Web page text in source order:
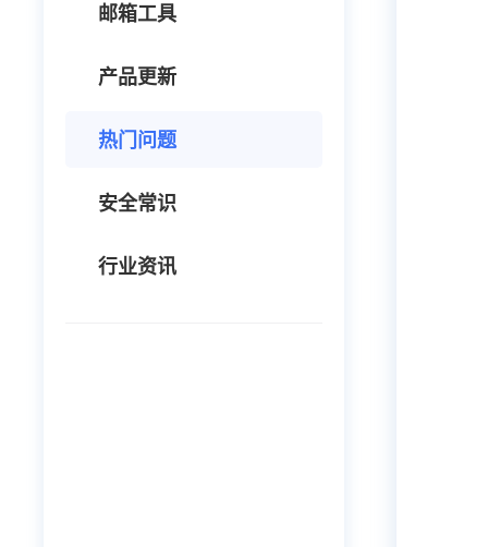
邮箱工具
产品更新
热门问题
安全常识
行业资讯